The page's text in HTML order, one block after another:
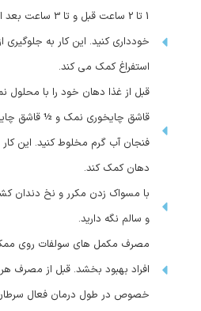
1 تا 2 ساعت قبل
خودداری کنید. این کار به جلوگیری
استفراغ کمک می کند.
قبل از غذا دهان خود را با
فنجان آب گرم مخلوط کنید. این
دهان کمک کند.
با مسواک زدن مکرر و نخ دندان
و سالم نگه دارید.
مصرف مکمل های سولفات روی
افراد بهبود بخشد. قبل از مصرف
خصوص در طول درمان فعال